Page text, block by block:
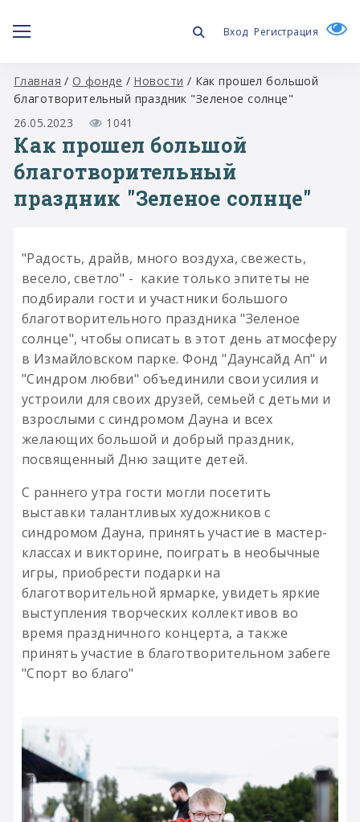
Вход Регистрация
Главная / О фонде / Новости / Как прошел большой
благотворительный праздник "Зеленое солнце"
26.05.2023
1041
Как прошел большой
благотворительный
праздник "Зеленое солнце"
"Радость, драйв, много воздуха, свежесть,
весело, светло" - какие только эпитеты не
подбирали гости и участники большого
благотворительного праздника "Зеленое
солнце", чтобы описать в этот день атмосферу
в Измайловском парке. Фонд "Даунсайд Ап" и
"Синдром любви" объединили свои усилия и
устроили для своих друзей, семьей с детьми и
взрослыми с синдромом Дауна и всех
желающих большой и добрый праздник,
посвященный Дню защите детей.
С раннего утра гости могли посетить
выставки талантливых художников с
синдромом Дауна, принять участие в мастер-
классах и викторине, поиграть в необычные
игры, приобрести подарки на
благотворительной ярмарке, увидеть яркие
выступления творческих коллективов во
время праздничного концерта, а также
принять участие в благотворительном забеге
"Спорт во благо"